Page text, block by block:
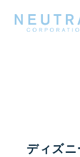
ディズ